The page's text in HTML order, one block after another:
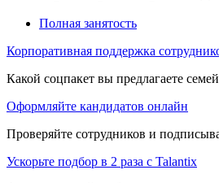
Полная занятость
Корпоративная поддержка
Какой соцпакет вы предлагаете
Оформляйте кандидатов онлайн
Проверяйте сотрудников и
Ускорьте подбор в 2 раза с Talantix